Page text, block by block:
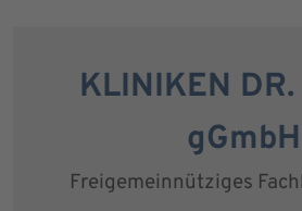
KLINIKEN DR.
gGmbH
Freigemeinnütziges